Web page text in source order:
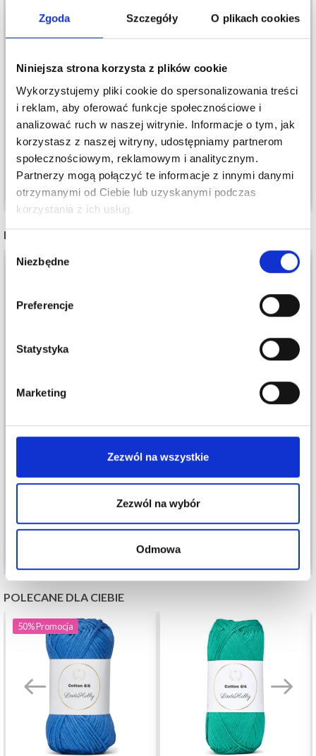
Zgoda Szczegóły O plikach cookies
Niniejsza strona korzysta z plików cookie
Wykorzystujemy pliki cookie do spersonalizowania treści
i reklam, aby oferować funkcje społecznościowe i
analizować ruch w naszej witrynie. Informacje o tym, jak
korzystasz z naszej witryny, udostępniamy partnerom
społecznościowym, reklamowym i analitycznym.
Partnerzy mogą połączyć te informacje z innymi danymi
otrzymanymi od Ciebie lub uzyskanymi podczas
korzystania z ich usług.
zgody
Niezbędne
Preferencje
Statystyka
Marketing
Zezwól na wszystkie
Zezwól na wybór
Odmowa
242-34 HAPPY LAUREL
SHAWL BY DROPS
DESIGN
22,80 zł
Dodaj do koszyka
247-4 SUNNY
VACATION BY DROPS
DESIGN
18,60 zł
Dodaj do koszyka
INNI TEŻ WIDZIELI
LINDEHOBBY BLOOM
LACE MERCERIZED
VIKING SNORRE
CASHMERE SILK
27,35 zł42,10 zł
Okazja
Zobacz wszystkie opcje
POLECANE DLA CIEBIE
50%Promocja